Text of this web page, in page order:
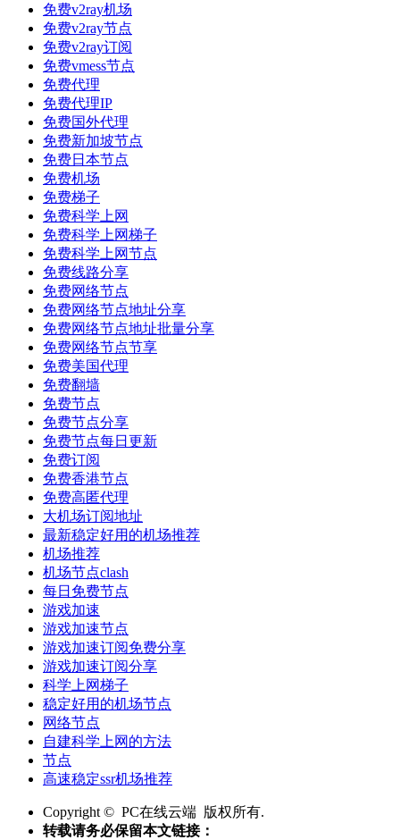
免费v2ray机场
免费v2ray节点
免费v2ray订阅
免费vmess节点
免费代理
免费代理IP
免费国外代理
免费新加坡节点
免费日本节点
免费机场
免费梯子
免费科学上网
免费科学上网梯子
免费科学上网节点
免费线路分享
免费网络节点
免费网络节点地址分享
免费网络节点地址批量分享
免费网络节点节享
免费美国代理
免费翻墙
免费节点
免费节点分享
免费节点每日更新
免费订阅
免费香港节点
免费高匿代理
大机场订阅地址
最新稳定好用的机场推荐
机场推荐
机场节点clash
每日免费节点
游戏加速
游戏加速节点
游戏加速订阅免费分享
游戏加速订阅分享
科学上网梯子
稳定好用的机场节点
网络节点
自建科学上网的方法
节点
高速稳定ssr机场推荐
Copyright © PC在线云端 版权所有.
转载请务必保留本文链接：